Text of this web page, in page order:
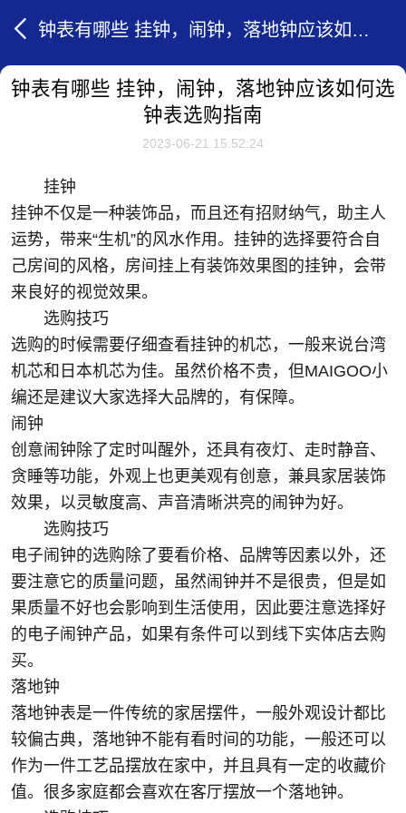
钟表有哪些 挂钟，闹钟，落地钟应该如何选 钟表选购指南
钟表有哪些 挂钟，闹钟，落地钟应该如何选
钟表选购指南
2023-06-21 15:52:24
挂钟
挂钟不仅是一种装饰品，而且还有招财纳气，助主人
运势，带来“生机”的风水作用。挂钟的选择要符合自
己房间的风格，房间挂上有装饰效果图的挂钟，会带
来良好的视觉效果。
选购技巧
选购的时候需要仔细查看挂钟的机芯，一般来说台湾
机芯和日本机芯为佳。虽然价格不贵，但MAIGOO小
编还是建议大家选择大品牌的，有保障。
闹钟
创意闹钟除了定时叫醒外，还具有夜灯、走时静音、
贪睡等功能，外观上也更美观有创意，兼具家居装饰
效果，以灵敏度高、声音清晰洪亮的闹钟为好。
选购技巧
电子闹钟的选购除了要看价格、品牌等因素以外，还
要注意它的质量问题，虽然闹钟并不是很贵，但是如
果质量不好也会影响到生活使用，因此要注意选择好
的电子闹钟产品，如果有条件可以到线下实体店去购
买。
落地钟
落地钟表是一件传统的家居摆件，一般外观设计都比
较偏古典，落地钟不能有看时间的功能，一般还可以
作为一件工艺品摆放在家中，并且具有一定的收藏价
值。很多家庭都会喜欢在客厅摆放一个落地钟。